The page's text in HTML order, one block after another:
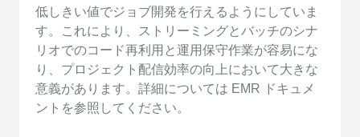
低しきい値でジョブ開発を行えるようにしていま
す。これにより、ストリーミングとバッチのシナ
リオでのコード再利用と運用保守作業が容易にな
り、プロジェクト配信効率の向上において大きな
意義があります。詳細については EMR ドキュメ
ントを参照してください。